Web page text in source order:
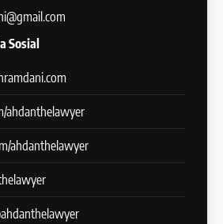
Sosial
ahdanthelawyer
ahdanthelawyer